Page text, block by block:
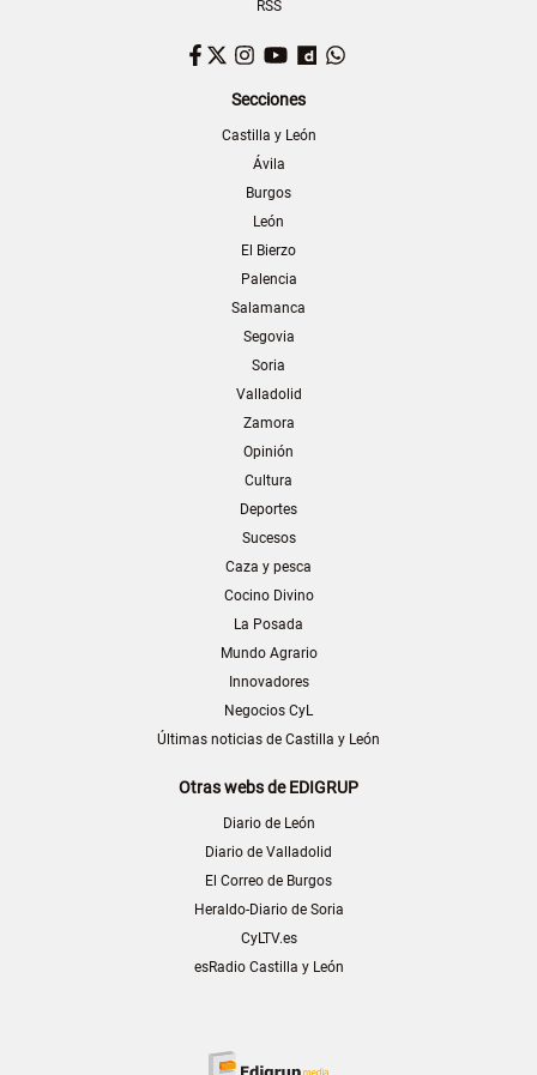
RSS
Facebook
TwitterInstagram
YouTubeDailymotion
Secciones
Castilla y León
Ávila
Burgos
León
El Bierzo
Palencia
Salamanca
Segovia
Soria
Valladolid
Zamora
Opinión
Cultura
Deportes
Sucesos
Caza y pesca
Cocino Divino
La Posada
Mundo Agrario
Innovadores
Negocios CyL
Últimas noticias de Castilla y León
Otras webs de EDIGRUP
Diario de León
Diario de Valladolid
El Correo de Burgos
Heraldo-Diario de Soria
CyLTV.es
esRadio Castilla y León